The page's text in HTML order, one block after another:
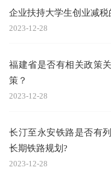
企业扶持大学生创业减税
2023-12-28
福建省是否有相关政策
策？
2023-12-28
长汀至永安铁路是否有
长期铁路规划?
2023-12-28